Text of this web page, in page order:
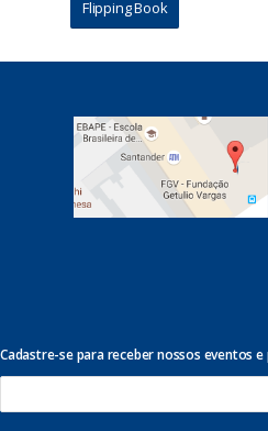
Flipping Book
Cadastre-se para receber nossos eventos e
m